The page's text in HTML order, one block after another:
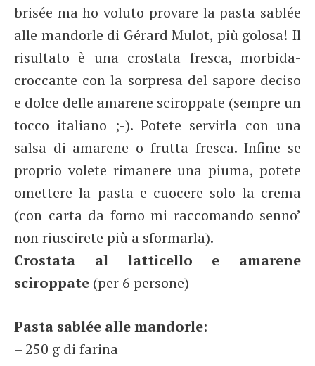
brisée ma ho voluto provare la pasta sablée
alle mandorle di Gérard Mulot, più golosa! Il
risultato è una crostata fresca, morbida-
croccante con la sorpresa del sapore deciso
e dolce delle amarene sciroppate (sempre un
tocco italiano ;-). Potete servirla con una
salsa di amarene o frutta fresca. Infine se
proprio volete rimanere una piuma, potete
omettere la pasta e cuocere solo la crema
(con carta da forno mi raccomando senno’
non riuscirete più a sformarla).
Crostata al latticello e amarene
sciroppate (per 6 persone)
Pasta sablée alle mandorle:
– 250 g di farina